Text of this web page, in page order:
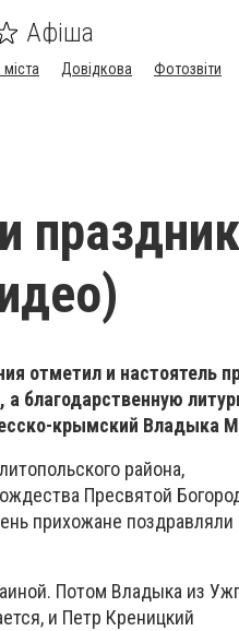
Афіша
міста Довідкова Фотозвіти
праздник
отметил и настоятель
благодарственную
крымский Владыка
района,
Пресвятой
прихожане поздравляли
Потом Владыка из
и Петр Креницкий